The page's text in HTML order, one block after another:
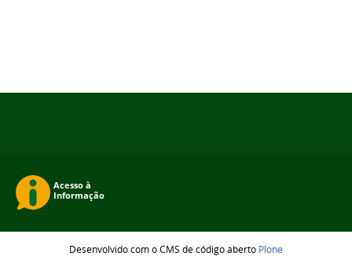
Desenvolvido com o CMS de código aberto Plone